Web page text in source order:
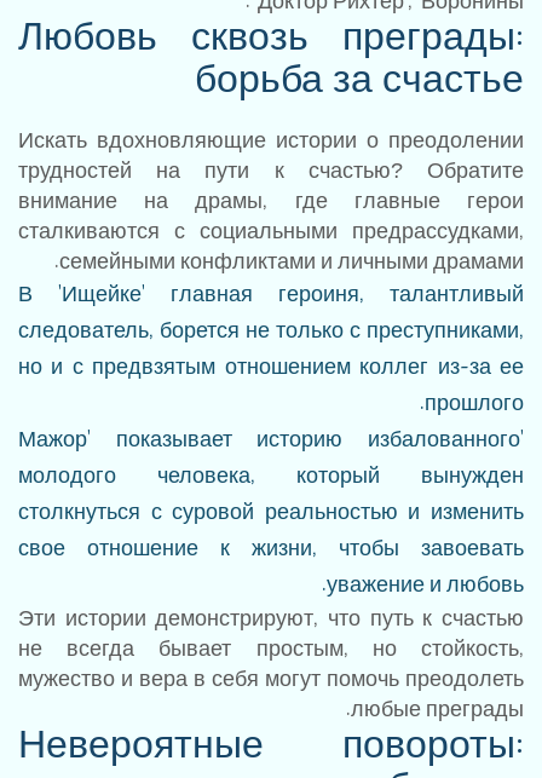
Любовь сквозь преграды:
борьба за счастье
Искать вдохновляющие истории о преодолении
трудностей на пути к счастью? Обратите
внимание на драмы, где главные герои
сталкиваются с социальными предрассудками,
семейными конфликтами и личными драмами.
В 'Ищейке' главная героиня, талантливый
следователь, борется не только с преступниками,
но и с предвзятым отношением коллег из-за ее
прошлого.
'Мажор' показывает историю избалованного
молодого человека, который вынужден
столкнуться с суровой реальностью и изменить
свое отношение к жизни, чтобы завоевать
уважение и любовь.
Эти истории демонстрируют, что путь к счастью
не всегда бывает простым, но стойкость,
мужество и вера в себя могут помочь преодолеть
любые преграды.
Невероятные повороты: